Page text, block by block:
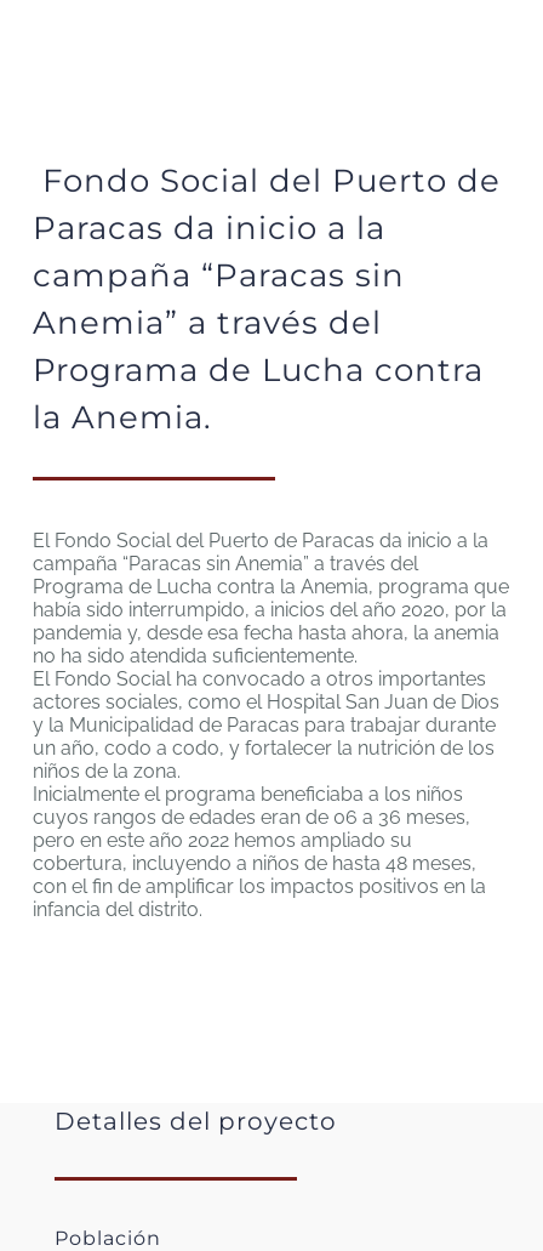
Fondo Social del Puerto de
Paracas da inicio a la
campaña “Paracas sin
Anemia” a través del
Programa de Lucha contra
la Anemia.
El Fondo Social del Puerto de Paracas da inicio a la
campaña “Paracas sin Anemia” a través del
Programa de Lucha contra la Anemia, programa que
había sido interrumpido, a inicios del año 2020, por la
pandemia y, desde esa fecha hasta ahora, la anemia
no ha sido atendida suficientemente.
El Fondo Social ha convocado a otros importantes
actores sociales, como el Hospital San Juan de Dios
y la Municipalidad de Paracas para trabajar durante
un año, codo a codo, y fortalecer la nutrición de los
niños de la zona.
Inicialmente el programa beneficiaba a los niños
cuyos rangos de edades eran de 06 a 36 meses,
pero en este año 2022 hemos ampliado su
cobertura, incluyendo a niños de hasta 48 meses,
con el fin de amplificar los impactos positivos en la
infancia del distrito.
Detalles del proyecto
Población